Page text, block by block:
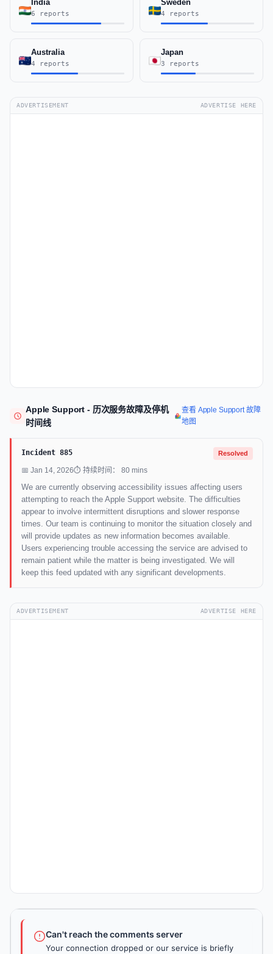
India
6 reports
Sweden
4 reports
Australia
4 reports
Japan
3 reports
ADVERTISEMENT ADVERTISE HERE
Apple Support - 历次服务故障及停机
时间线
查看 Apple Support 故障
地图
Incident 885 Resolved
📅 Jan 14, 2026⏱ 持续时间： 80 mins
We are currently observing accessibility issues affecting users
attempting to reach the Apple Support website. The difficulties
appear to involve intermittent disruptions and slower response
times. Our team is continuing to monitor the situation closely and
will provide updates as new information becomes available.
Users experiencing trouble accessing the service are advised to
remain patient while the matter is being investigated. We will
keep this feed updated with any significant developments.
ADVERTISEMENT ADVERTISE HERE
Can't reach the comments server
Your connection dropped or our service is briefly